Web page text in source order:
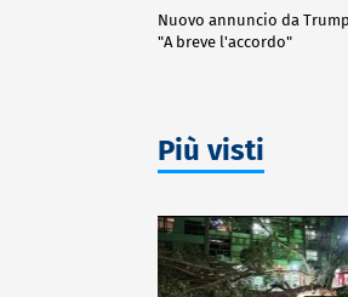
Nuovo annuncio da Trump
"A breve l'accordo"
Più visti